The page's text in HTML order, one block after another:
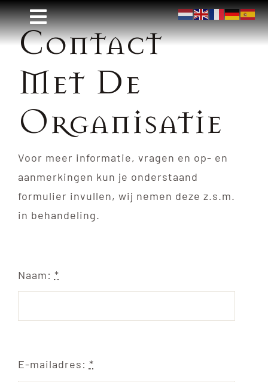
Ga
naar
inhoud
Toggle
Navigatie
Home
Informatie
Winkelmandje
Mijn account
Tickets
Contact
Met De
Organisatie
Voor meer informatie, vragen en op- en
aanmerkingen kun je onderstaand
formulier invullen, wij nemen deze z.s.m.
in behandeling.
Naam: *
E-mailadres: *